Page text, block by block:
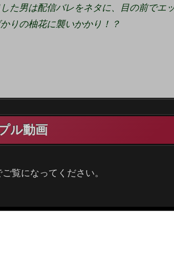
男は配信バレをネタに、目の前でエ
りの柚花に襲いかかり！？
ル動画
覧になってください。